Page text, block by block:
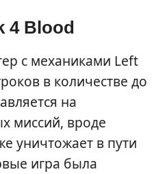
4 Blood
с механиками Left
в количестве до
на
миссий, вроде
уничтожает в пути
игра была